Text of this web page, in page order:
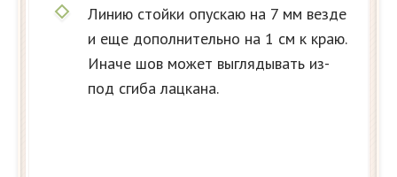
Линию стойки опускаю на 7 мм везде
и еще дополнительно на 1 см к краю.
Иначе шов может выглядывать из-
под сгиба лацкана.